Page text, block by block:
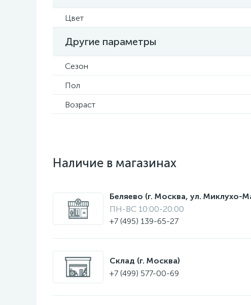
Цвет
Другие параметры
Сезон
Пол
Возраст
Наличие в магазинах
Беляево (г. Москва, ул. Миклухо-
ПН-ВС 10:00-20:00
+7 (495) 139-65-27
Склад (г. Москва)
+7 (499) 577-00-69